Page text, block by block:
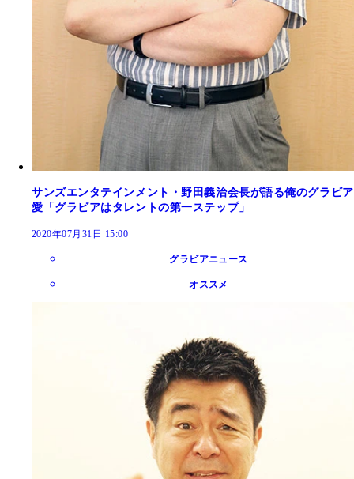
サンズエンタテインメント・野田義治会長が語る俺のグラビア
愛「グラビアはタレントの第一ステップ」
2020年07月31日 15:00
グラビアニュース
オススメ